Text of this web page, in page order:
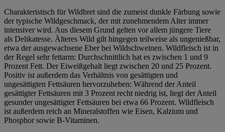
Charakteristisch für Wildbret sind die zumeist dunkle Färbung sowie
der typische Wildgeschmack, der mit zunehmendem Alter immer
intensiver wird. Aus diesem Grund gelten vor allem jüngere Tiere
als Delikatesse. Älteres Wild gilt hingegen teilweise als ungenießbar,
etwa der ausgewachsene Eber bei Wildschweinen. Wildfleisch ist in
der Regel sehr fettarm: Durchschnittlich hat es zwischen 1 und 9
Prozent Fett. Der Eiweißgehalt liegt zwischen 20 und 25 Prozent.
Positiv ist außerdem das Verhältnis von gesättigten und
ungesättigten Fettsäuren hervorzuheben: Während der Anteil
gesättigter Fettsäuren mit 3 Prozent recht niedrig ist, liegt der Anteil
gesunder ungesättigter Fettsäuren bei etwa 66 Prozent. Wildfleisch
ist außerdem reich an Mineralstoffen wie Eisen, Kalzium und
Phosphor sowie B-Vitaminen.